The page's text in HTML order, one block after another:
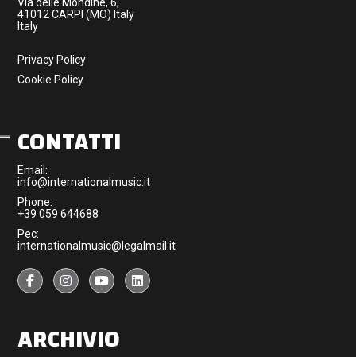
41012 CARPI (MO) Italy
Italy
Privacy Policy
Cookie Policy
CONTATTI
Email:
info@internationalmusic.it
Phone:
+39 059 644688
Pec:
internationalmusic@legalmail.it
ARCHIVIO